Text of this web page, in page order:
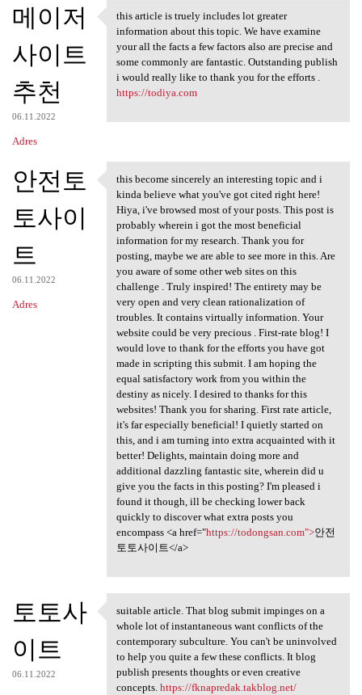
메이저
사이트
추천
06.11.2022
Adres
this article is truely
this article is truely includes lot greater
information about this topic. We have examine
your all the facts a few factors also are precise and
some commonly are fantastic. Outstanding publish
i would really like to thank you for the efforts .
https://todiya.com
안전토
토사이
트
06.11.2022
Adres
this become sincerely an
this become sincerely an interesting topic and i
kinda believe what you've got cited right here!
Hiya, i've browsed most of your posts. This post is
probably wherein i got the most beneficial
information for my research. Thank you for
posting, maybe we are able to see more in this. Are
you aware of some other web sites on this
challenge . Truly inspired! The entirety may be
very open and very clean rationalization of
troubles. It contains virtually information. Your
website could be very precious . First-rate blog! I
would love to thank for the efforts you have got
made in scripting this submit. I am hoping the
equal satisfactory work from you within the
destiny as nicely. I desired to thanks for this
websites! Thank you for sharing. First rate article,
it's far especially beneficial! I quietly started on
this, and i am turning into extra acquainted with it
better! Delights, maintain doing more and
additional dazzling fantastic site, wherein did u
give you the facts in this posting? I'm pleased i
found it though, ill be checking lower back
quickly to discover what extra posts you
encompass <a href="https://todongsan.com">안전
토토사이트</a>
토토사
이트
06.11.2022
suitable article. That blog
suitable article. That blog submit impinges on a
whole lot of instantaneous want conflicts of the
contemporary subculture. You can't be uninvolved
to help you quite a few these conflicts. It blog
publish presents thoughts or even creative
concepts. https://fknapredak.takblog.net/